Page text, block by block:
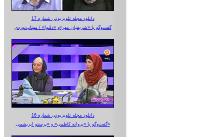
دانلود مجله تلویزیونی شماره 17
گفت‌وگو با «شریفیان مهر»‌و «دلنوا» / مهتاب‌نوردی
دانلود مجله تلویزیونی شماره 16
گفت‌وگو با «پروانه کاظمی» و «پرستو‌ ابریشمی»